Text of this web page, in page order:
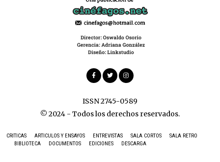
ISSN 2745-0589
© 2024 - Todos los derechos reservados.
CRITICAS ARTICULOS Y ENSAYOS ENTREVISTAS SALA CORTOS
SALA RETRO
BIBLIOTECA
DOCUMENTOS EDICIONES DESCARGA